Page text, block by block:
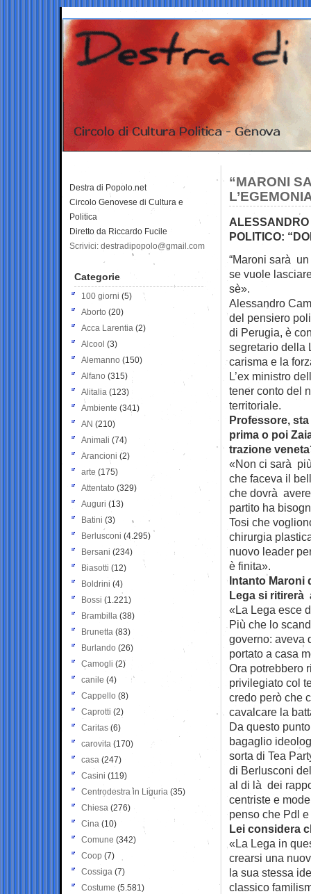
“MARONI
ALESSANDRO
POLITICO:
“Maroni sarà
se vuole
sè».
Alessandro
del pensiero
di Perugia, è
segretario della
carisma e la
L’ex ministro
tener conto del
territoriale.
Professore,
prima o poi
trazione
«Non ci sarà
che faceva il
che dovrà
partito ha
Tosi che
chirurgia
nuovo leader
è finita».
Intanto Maroni
Lega si ritirerà
«La Lega esce
Più che lo
governo: aveva
portato a casa
Ora potrebbero
privilegiato col
credo però che
cavalcare la
Da questo
bagaglio
sorta di Tea
di Berlusconi
al di là dei
centriste e
penso che Pdl
Lei considera
«La Lega in
crearsi una
la sua stessa
classico
Destra di Popolo.net
Circolo Genovese di Cultura e
Politica
Diretto da Riccardo Fucile
Scrivici: destradipopolo@gmail.com
Categorie
100 giorni (5)
Aborto (20)
Acca Larentia (2)
Alcool (3)
Alemanno (150)
Alfano (315)
Alitalia (123)
Ambiente (341)
AN (210)
Animali (74)
Arancioni (2)
arte (175)
Attentato (329)
Auguri (13)
Batini (3)
Berlusconi (4.295)
Bersani (234)
Biasotti (12)
Boldrini (4)
Bossi (1.221)
Brambilla (38)
Brunetta (83)
Burlando (26)
Camogli (2)
canile (4)
Cappello (8)
Caprotti (2)
Caritas (6)
carovita (170)
casa (247)
Casini (119)
Centrodestra in Liguria (35)
Chiesa (276)
Cina (10)
Comune (342)
Coop (7)
Cossiga (7)
Costume (5.581)